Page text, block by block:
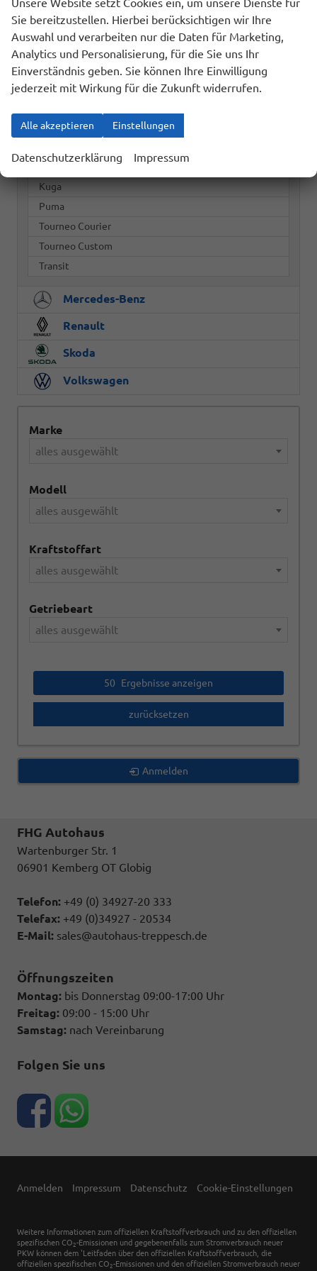
BYD
Dacia
Fiat
Ford
C-MAX
Kuga
Puma
Tourneo Courier
Tourneo Custom
Transit
Mercedes-Benz
Renault
Skoda
Volkswagen
Marke
alles ausgewählt
Modell
alles ausgewählt
Kraftstoffart
alles ausgewählt
Getriebeart
alles ausgewählt
50 Ergebnisse anzeigen
zurücksetzen
Anmelden
FHG Autohaus
Wartenburger Str. 1
06901 Kemberg OT Globig
Telefon: +49 (0) 34927-20 333
Telefax: +49 (0)34927 - 20534
E-Mail: sales@autohaus-treppesch.de
Öffnungszeiten
Montag: bis Donnerstag 09:00-17:00 Uhr
Freitag: 09:00 - 15:00 Uhr
Samstag: nach Vereinbarung
Folgen Sie uns
Anmelden Impressum Datenschutz Cookie-Einstellungen
Weitere Informationen zum offiziellen Kraftstoffverbrauch und zu den offiziellen
spezifischen CO 2-Emissionen und gegebenenfalls zum Stromverbrauch neuer
PKW können dem 'Leitfaden über den offiziellen Kraftstoffverbrauch, die
offiziellen spezifischen CO 2-Emissionen und den offiziellen Stromverbrauch neuer
Unsere Website setzt Cookies ein, um unsere Dienste für
Sie bereitzustellen. Hierbei berücksichtigen wir Ihre
Auswahl und verarbeiten nur die Daten für Marketing,
Analytics und Personalisierung, für die Sie uns Ihr
Einverständnis geben. Sie können Ihre Einwilligung
jederzeit mit Wirkung für die Zukunft widerrufen.
Alle akzeptieren Einstellungen
Datenschutzerklärung Impressum